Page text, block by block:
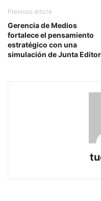
Previous article
Gerencia de Medios
fortalece el pensamiento
estratégico con una
simulación de Junta